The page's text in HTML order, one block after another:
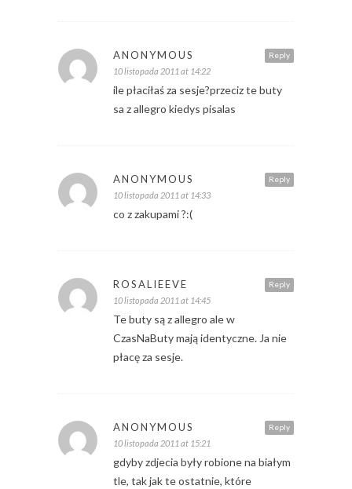
Reply
ANONYMOUS
10 listopada 2011 at 14:22
ile płaciłaś za sesje?przeciz te buty
sa z allegro kiedys pisalas
Reply
ANONYMOUS
10 listopada 2011 at 14:33
co z zakupami ?:(
Reply
ROSALIEEVE
10 listopada 2011 at 14:45
Te buty są z allegro ale w
CzasNaButy mają identyczne. Ja nie
płacę za sesje.
Reply
ANONYMOUS
10 listopada 2011 at 15:21
gdyby zdjecia były robione na białym
tle, tak jak te ostatnie, które